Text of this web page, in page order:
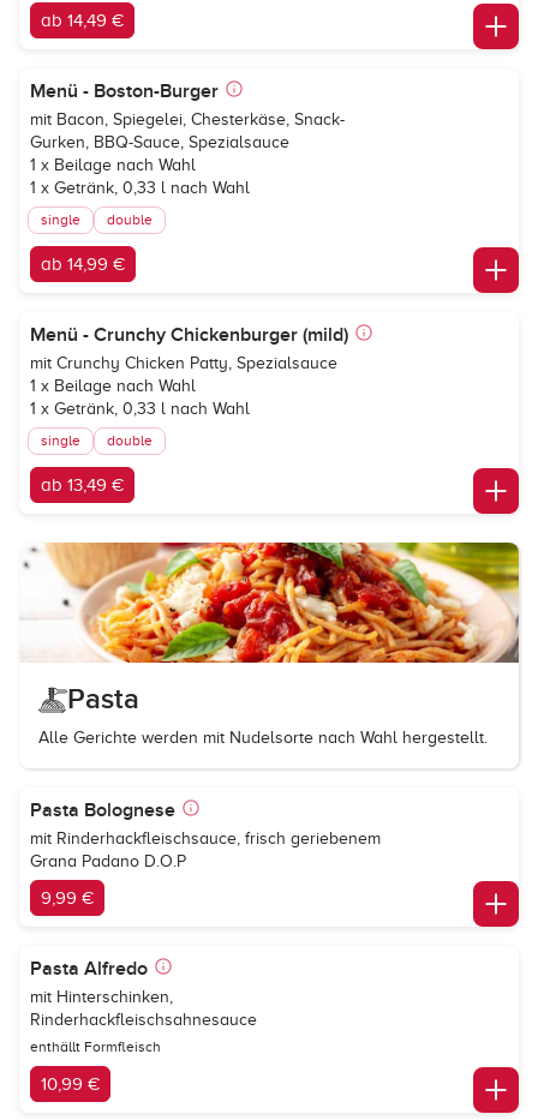
ab 14,49 €
Menü - Boston-Burger
mit Bacon, Spiegelei, Chesterkäse, Snack-
Gurken, BBQ-Sauce, Spezialsauce
1 x Beilage nach Wahl
1 x Getränk, 0,33 l nach Wahl
single double
ab 14,99 €
Menü - Crunchy Chickenburger (mild)
mit Crunchy Chicken Patty, Spezialsauce
1 x Beilage nach Wahl
1 x Getränk, 0,33 l nach Wahl
single double
ab 13,49 €
Pasta
Alle Gerichte werden mit Nudelsorte nach Wahl hergestellt.
Pasta Bolognese
mit Rinderhackfleischsauce, frisch geriebenem
Grana Padano D.O.P
9,99 €
Pasta Alfredo
mit Hinterschinken,
Rinderhackfleischsahnesauce
enthällt Formfleisch
10,99 €